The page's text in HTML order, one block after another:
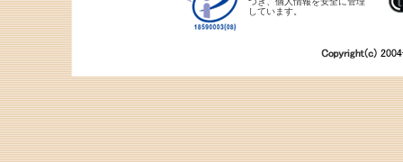
しています。